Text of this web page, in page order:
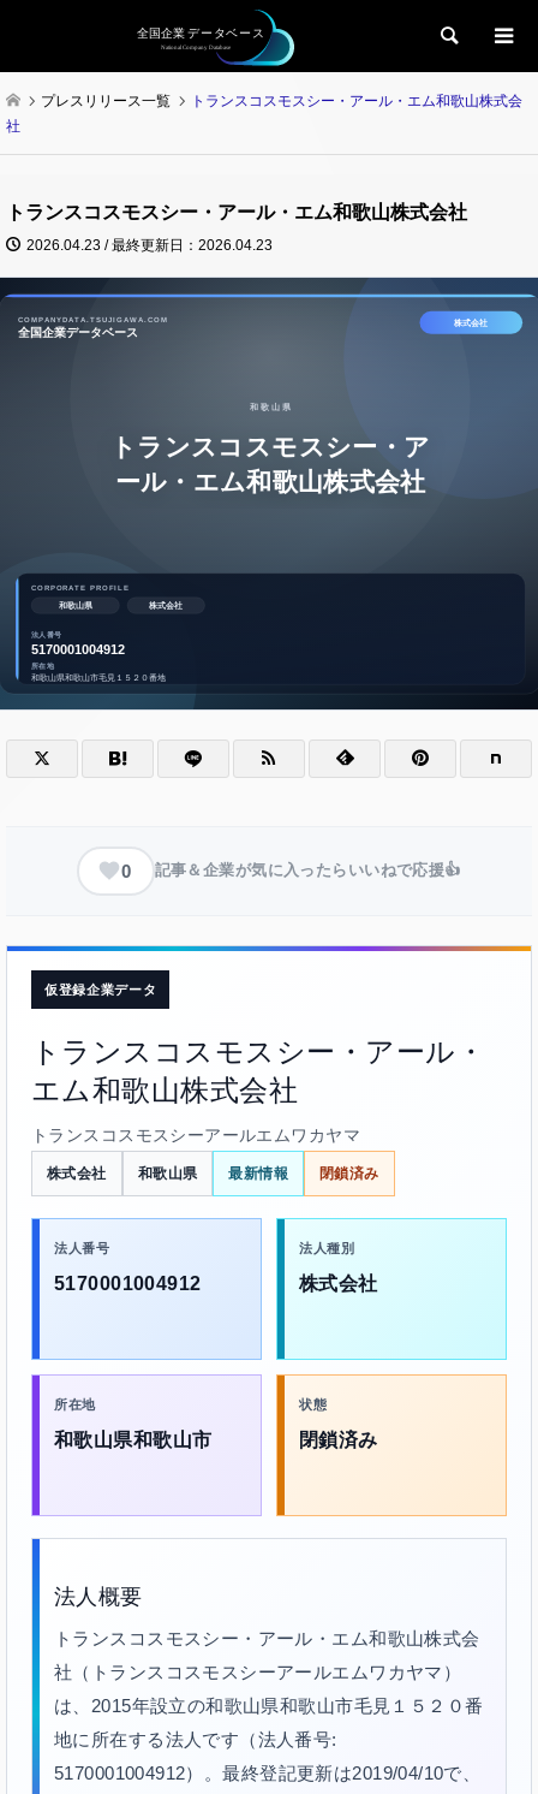
検索
プレスリリース一覧
トランスコスモスシー・アール・エム和歌山株式会
社
トランスコスモスシー・アール・エム和歌山株式会社
2026.04.23 / 最終更新日：2026.04.23
0 記事＆企業が気に入ったらいいねで応援👍
仮登録企業データ
トランスコスモスシー・アール・
エム和歌山株式会社
トランスコスモスシーアールエムワカヤマ
株式会社 和歌山県 最新情報 閉鎖済み
法人番号
5170001004912
法人種別
株式会社
所在地
和歌山県和歌山市
状態
閉鎖済み
法人概要
トランスコスモスシー・アール・エム和歌山株式会
社（トランスコスモスシーアールエムワカヤマ）
は、2015年設立の和歌山県和歌山市毛見１５２０番
地に所在する法人です（法人番号:
5170001004912）。最終登記更新は2019/04/10で、